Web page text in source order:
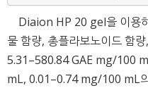
Diaion HP 20 gel을 이용
물 함량, 총플라보노이드 함
5.31–580.84 GAE mg/100
mL, 0.01–0.74 mg/100 mL